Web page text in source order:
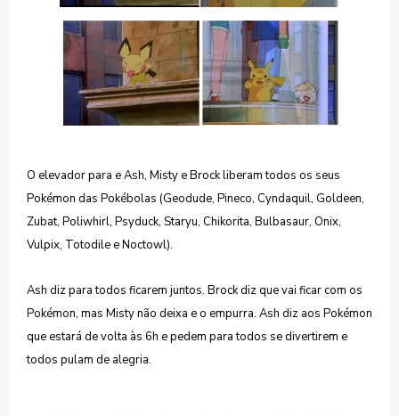
O elevador para e Ash, Misty e Brock liberam todos os seus
Pokémon das Pokébolas (Geodude, Pineco, Cyndaquil, Goldeen,
Zubat, Poliwhirl, Psyduck, Staryu, Chikorita, Bulbasaur, Onix,
Vulpix, Totodile eNoctowl).
Ash diz para todos ficarem juntos. Brock diz que vai ficar com os
Pokémon, mas Misty não deixa e o empurra. Ash diz aos Pokémon
que estará de volta às 6h e pedem para todos se divertirem e
todos pulam de alegria.